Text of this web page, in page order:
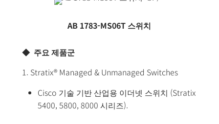
AB 1783-MS06T 스위치
◆ 주요 제품군
1. Stratix® Managed & Unmanaged Switches
Cisco 기술 기반 산업용 이더넷 스위치 (Stratix
5400, 5800, 8000 시리즈).